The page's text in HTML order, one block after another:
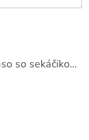
Perfect Home Tĺčik na mäso so sekáčikom, 56893